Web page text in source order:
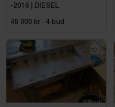
-2016 | DIESEL
46 000 kr · 4 bud